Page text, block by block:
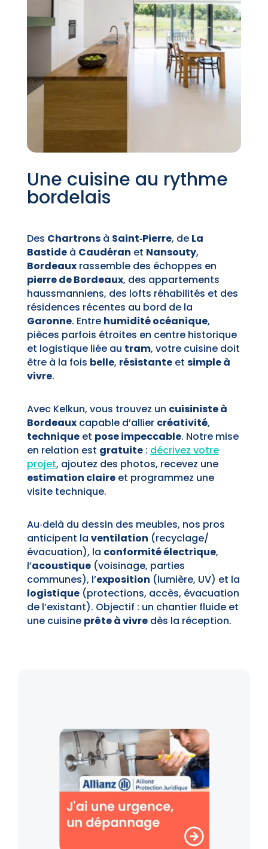
Une cuisine au rythme
bordelais
Des Chartronsà Saint‑Pierre, de La
Bastideà Caudéran et Nansouty,
Bordeauxrassemble des échoppes en
pierre de Bordeaux, des appartements
haussmanniens, des lofts réhabilités et des
résidences récentes au bord de la
Garonne. Entre humidité océanique,
pièces parfois étroites en centre historique
et logistique liée au tram, votre cuisine doit
être à la fois belle, résistanteet simple à
vivre.
Avec Kelkun, vous trouvez un cuisiniste à
Bordeauxcapable d’allier créativité,
techniqueet pose impeccable. Notre mise
en relation est gratuite: décrivez votre
projet, ajoutez des photos, recevez une
estimation claireet programmez une
visite technique.
Au‑delà du dessin des meubles, nos pros
anticipent la ventilation (recyclage/
évacuation), la conformité électrique,
l’acoustique(voisinage, parties
communes), l’exposition (lumière, UV) et la
logistique(protections, accès, évacuation
de l’existant). Objectif : un chantier fluide et
une cuisine prête à vivredès la réception.